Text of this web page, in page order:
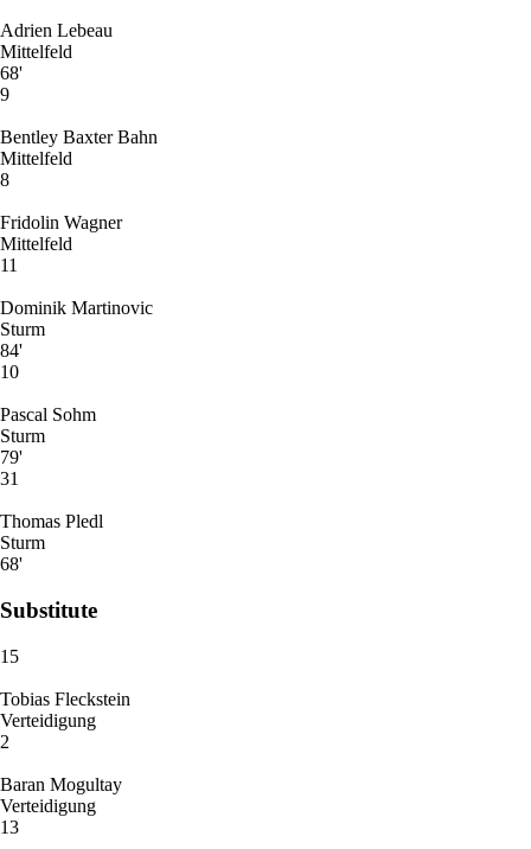
Adrien Lebeau
Mittelfeld
68'
9
Bentley Baxter Bahn
Mittelfeld
8
Fridolin Wagner
Mittelfeld
11
Dominik Martinovic
Sturm
84'
10
Pascal Sohm
Sturm
79'
31
Thomas Pledl
Sturm
68'
Substitute
15
Tobias Fleckstein
Verteidigung
2
Baran Mogultay
Verteidigung
13